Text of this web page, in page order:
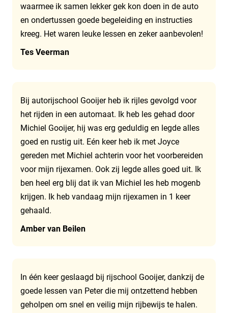
waarmee ik samen lekker gek kon doen in de auto
en ondertussen goede begeleiding en instructies
kreeg. Het waren leuke lessen en zeker aanbevolen!
Tes Veerman
Bij autorijschool Gooijer heb ik rijles gevolgd voor
het rijden in een automaat. Ik heb les gehad door
Michiel Gooijer, hij was erg geduldig en legde alles
goed en rustig uit. Eén keer heb ik met Joyce
gereden met Michiel achterin voor het voorbereiden
voor mijn rijexamen. Ook zij legde alles goed uit. Ik
ben heel erg blij dat ik van Michiel les heb mogenb
krijgen. Ik heb vandaag mijn rijexamen in 1 keer
gehaald.
Amber van Beilen
In één keer geslaagd bij rijschool Gooijer, dankzij de
goede lessen van Peter die mij ontzettend hebben
geholpen om snel en veilig mijn rijbewijs te halen.